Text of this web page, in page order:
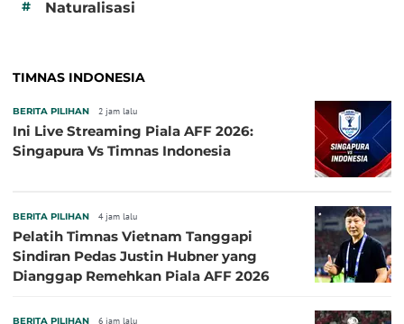
# Naturalisasi
TIMNAS INDONESIA
BERITA PILIHAN 2 jam lalu
Ini Live Streaming Piala AFF 2026:
Singapura Vs Timnas Indonesia
BERITA PILIHAN 4 jam lalu
Pelatih Timnas Vietnam Tanggapi
Sindiran Pedas Justin Hubner yang
Dianggap Remehkan Piala AFF 2026
BERITA PILIHAN 6 jam lalu